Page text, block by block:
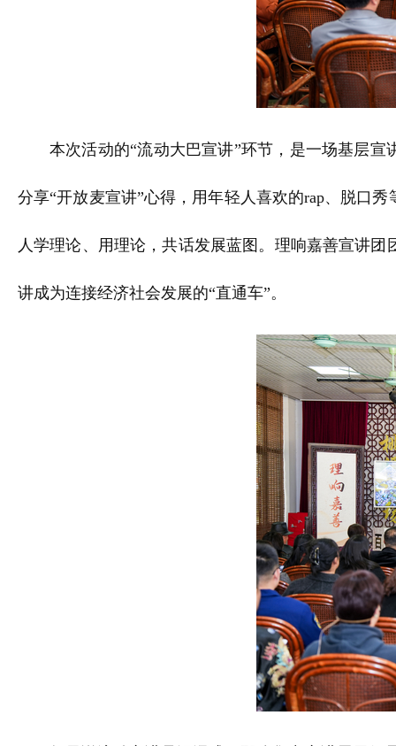
本次活动的“流动大巴宣讲”环节，是一场基层
分享“开放麦宣讲”心得，用年轻人喜欢的rap、脱口
人学理论、用理论，共话发展蓝图。理响嘉善宣讲
讲成为连接经济社会发展的“直通车”。